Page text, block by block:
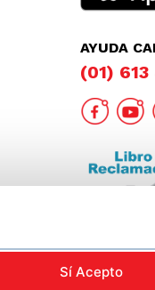
AYUDA
(01)
Sí Acepto